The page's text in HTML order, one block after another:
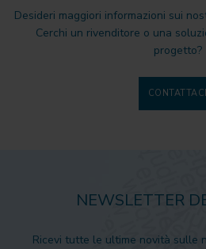
Desideri maggiori informazioni sui
Cerchi un rivenditore o una
progetto?
CONTATTACI
NEWSLETTER
Ricevi tutte le ultime novità sulle